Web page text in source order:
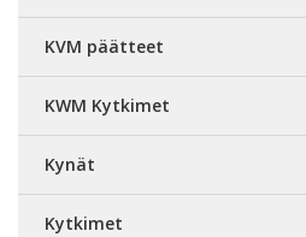
KVM päätteet
KWM Kytkimet
Kynät
Kytkimet